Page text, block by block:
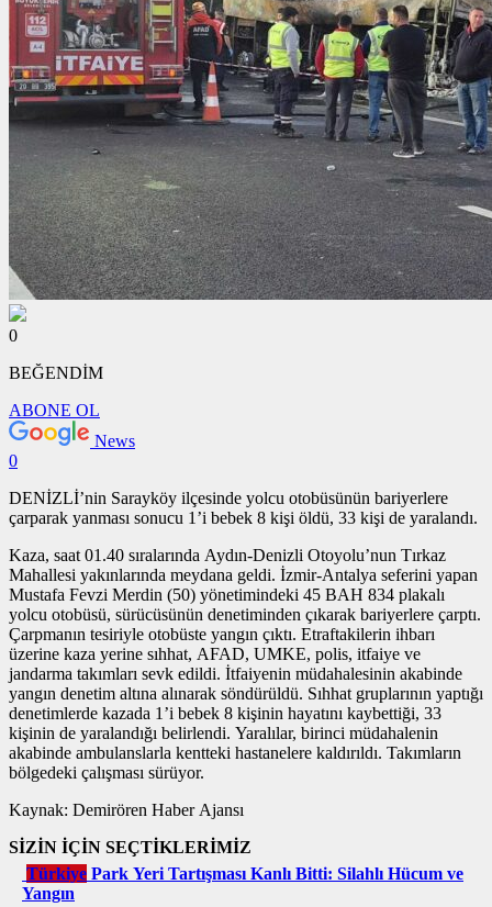
0
BEĞENDİM
ABONE OL
News
0
DENİZLİ’nin Sarayköy ilçesinde yolcu otobüsünün bariyerlere
çarparak yanması sonucu 1’i bebek 8 kişi öldü, 33 kişi de yaralandı.
Kaza, saat 01.40 sıralarında Aydın-Denizli Otoyolu’nun Tırkaz
Mahallesi yakınlarında meydana geldi. İzmir-Antalya seferini yapan
Mustafa Fevzi Merdin (50) yönetimindeki 45 BAH 834 plakalı
yolcu otobüsü, sürücüsünün denetiminden çıkarak bariyerlere çarptı.
Çarpmanın tesiriyle otobüste yangın çıktı. Etraftakilerin ihbarı
üzerine kaza yerine sıhhat, AFAD, UMKE, polis, itfaiye ve
jandarma takımları sevk edildi. İtfaiyenin müdahalesinin akabinde
yangın denetim altına alınarak söndürüldü. Sıhhat gruplarının yaptığı
denetimlerde kazada 1’i bebek 8 kişinin hayatını kaybettiği, 33
kişinin de yaralandığı belirlendi. Yaralılar, birinci müdahalenin
akabinde ambulanslarla kentteki hastanelere kaldırıldı. Takımların
bölgedeki çalışması sürüyor.
Kaynak: Demirören Haber Ajansı
SİZİN İÇİN SEÇTİKLERİMİZ
Türkiye Park Yeri Tartışması Kanlı Bitti: Silahlı Hücum ve
Yangın